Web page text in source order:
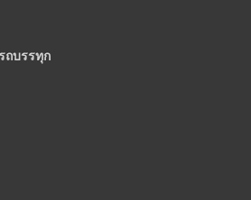
ถบรรทุก